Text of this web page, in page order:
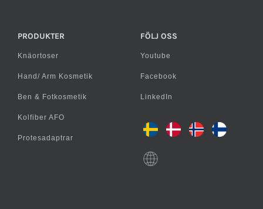
PRODUKTER
Knäortoser
Hand/ Arm Kosmetik
Ben & Fotkosmetik
Kolfiber AFO
Protesadaptrar
FÖLJ OSS
Youtube
Facebook
LinkedIn